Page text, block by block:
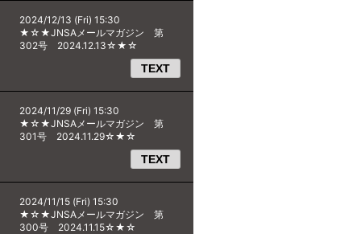
2024/12/13 (Fri) 15:30
★☆★JNSAメールマガジン 第
302号 2024.12.13☆★☆
TEXT
2024/11/29 (Fri) 15:30
★☆★JNSAメールマガジン 第
301号 2024.11.29☆★☆
TEXT
2024/11/15 (Fri) 15:30
★☆★JNSAメールマガジン 第
300号 2024.11.15☆★☆